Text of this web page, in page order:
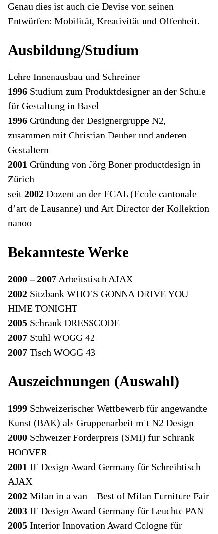
Genau dies ist auch die Devise von seinen
Entwürfen: Mobilität, Kreativität und Offenheit.
Ausbildung/Studium
Lehre Innenausbau und Schreiner
1996 Studium zum Produktdesigner an der Schule
für Gestaltung in Basel
1996 Gründung der Designergruppe N2,
zusammen mit Christian Deuber und anderen
Gestaltern
2001 Gründung von Jörg Boner productdesign in
Zürich
seit 2002 Dozent an der ECAL (Ecole cantonale
d’art de Lausanne) und Art Director der Kollektion
nanoo
Bekannteste Werke
2000 – 2007 Arbeitstisch AJAX
2002 Sitzbank WHO’S GONNA DRIVE YOU
HIME TONIGHT
2005 Schrank DRESSCODE
2007 Stuhl WOGG 42
2007 Tisch WOGG 43
Auszeichnungen (Auswahl)
1999 Schweizerischer Wettbewerb für angewandte
Kunst (BAK) als Gruppenarbeit mit N2 Design
2000 Schweizer Förderpreis (SMI) für Schrank
HOOVER
2001 IF Design Award Germany für Schreibtisch
AJAX
2002 Milan in a van – Best of Milan Furniture Fair
2003 IF Design Award Germany für Leuchte PAN
2005 Interior Innovation Award Cologne für